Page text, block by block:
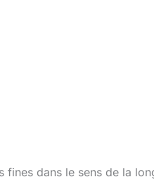
dans le sens de la